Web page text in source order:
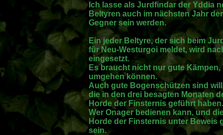
Ich lasse als Jurdfindar der Yddia
Beltyren auch im nächsten Jahr
Gegner sein werden.
Ein jeder Beltyre, der sich beim
für Neu-Westurgoi meldet, wird
eingesetzt.
Es braucht nicht nur gute
umgehen können.
Auch gute Bogenschützen sind
die in den drei besagten Monaten
Horde der Finsternis geführt haben.
Wer Onager bedienen kann, und
Horde der Finsternis unter Beweis
sein.